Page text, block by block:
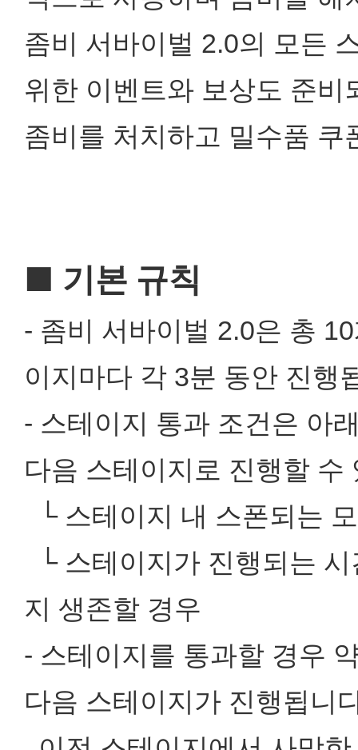
좀비 서바이벌 2.0의 모든
위한 이벤트와 보상도 준비
좀비를 처치하고 밀수품
■ 기본 규칙
- 좀비 서바이벌 2.0은 총
이지마다 각 3분 동안 진행
- 스테이지 통과 조건은 아
다음 스테이지로 진행할 수
└ 스테이지 내 스폰되는
└ 스테이지가 진행되는
지 생존할 경우
- 스테이지를 통과할 경우
다음 스테이지가 진행됩니